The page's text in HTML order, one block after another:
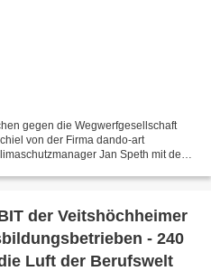
gegen die Wegwerfgesellschaft
von der Firma dando-art
Jan Speth mit dem
der Veitshöchheimer
- 240
Luft der Berufswelt